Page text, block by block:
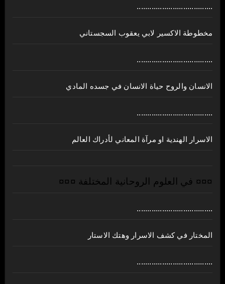
....................................
مخطوطة الاكسير لابي يعقوب السجستاني
....................................
الانسان والروح حياة الانسان في جسده المادي
....................................
الاسرار الهندية او مرآة المعاني لأدراك العالم
¤¤¤ في العلوم الروحانية المختلفة ¤¤¤
....................................
المختار في كشف الاسرار وهتك الاستار
....................................